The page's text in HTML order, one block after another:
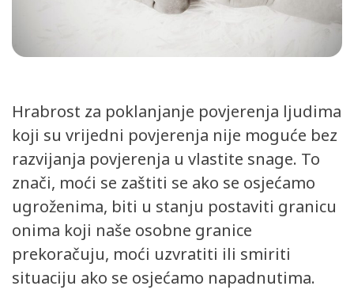
Hrabrost za poklanjanje povjerenja ljudima
koji su vrijedni povjerenja nije moguće bez
razvijanja povjerenja u vlastite snage. To
znači, moći se zaštiti se ako se osjećamo
ugroženima, biti u stanju postaviti granicu
onima koji naše osobne granice
prekoračuju, moći uzvratiti ili smiriti
situaciju ako se osjećamo napadnutima.